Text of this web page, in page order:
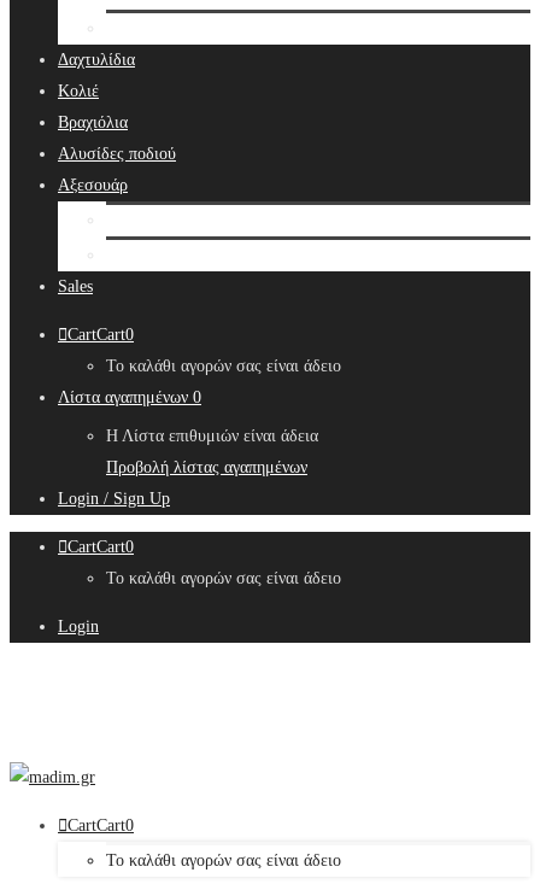
Δαχτυλίδια
Κολιέ
Βραχιόλια
Αλυσίδες ποδιού
Αξεσουάρ
Sales
CartCart0
Το καλάθι αγορών σας είναι άδειο
Λίστα αγαπημένων 0
Η Λίστα επιθυμιών είναι άδεια
Προβολή λίστας αγαπημένων
Login / Sign Up
CartCart0
Το καλάθι αγορών σας είναι άδειο
Login
CartCart0
Το καλάθι αγορών σας είναι άδειο